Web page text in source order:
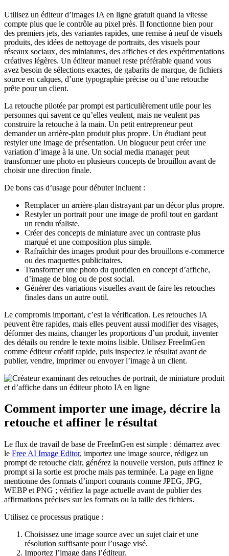
Utilisez un éditeur d’images IA en ligne gratuit quand la vitesse
compte plus que le contrôle au pixel près. Il fonctionne bien pour
des premiers jets, des variantes rapides, une remise à neuf de visuels
produits, des idées de nettoyage de portraits, des visuels pour
réseaux sociaux, des miniatures, des affiches et des expérimentations
créatives légères. Un éditeur manuel reste préférable quand vous
avez besoin de sélections exactes, de gabarits de marque, de fichiers
source en calques, d’une typographie précise ou d’une retouche
prête pour un client.
La retouche pilotée par prompt est particulièrement utile pour les
personnes qui savent ce qu’elles veulent, mais ne veulent pas
construire la retouche à la main. Un petit entrepreneur peut
demander un arrière-plan produit plus propre. Un étudiant peut
restyler une image de présentation. Un blogueur peut créer une
variation d’image à la une. Un social media manager peut
transformer une photo en plusieurs concepts de brouillon avant de
choisir une direction finale.
De bons cas d’usage pour débuter incluent :
Remplacer un arrière-plan distrayant par un décor plus propre.
Restyler un portrait pour une image de profil tout en gardant
un rendu réaliste.
Créer des concepts de miniature avec un contraste plus
marqué et une composition plus simple.
Rafraîchir des images produit pour des brouillons e-commerce
ou des maquettes publicitaires.
Transformer une photo du quotidien en concept d’affiche,
d’image de blog ou de post social.
Générer des variations visuelles avant de faire les retouches
finales dans un autre outil.
Le compromis important, c’est la vérification. Les retouches IA
peuvent être rapides, mais elles peuvent aussi modifier des visages,
déformer des mains, changer les proportions d’un produit, inventer
des détails ou rendre le texte moins lisible. Utilisez FreeImGen
comme éditeur créatif rapide, puis inspectez le résultat avant de
publier, vendre, imprimer ou envoyer l’image à un client.
Comment importer une image, décrire la
retouche et affiner le résultat
Le flux de travail de base de FreeImGen est simple : démarrez avec
le Free AI Image Editor, importez une image source, rédigez un
prompt de retouche clair, générez la nouvelle version, puis affinez le
prompt si la sortie est proche mais pas terminée. La page en ligne
mentionne des formats d’import courants comme JPEG, JPG,
WEBP et PNG ; vérifiez la page actuelle avant de publier des
affirmations précises sur les formats ou la taille des fichiers.
Utilisez ce processus pratique :
Choisissez une image source avec un sujet clair et une
résolution suffisante pour l’usage visé.
Importez l’image dans l’éditeur.